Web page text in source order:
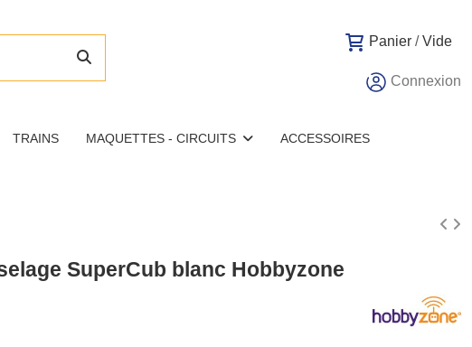
Panier /Vide
Connexion
TRAINS MAQUETTES - CIRCUITS ACCESSOIRES
SuperCub blanc Hobbyzone